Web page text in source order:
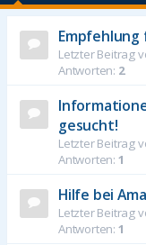
Letzter Beitrag
Antworten: 2
gesucht!
Letzter Beitrag
Antworten: 1
Hilfe bei
Letzter Beitrag
Antworten: 1